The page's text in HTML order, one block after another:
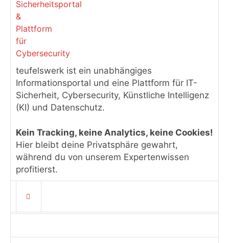
teufelswerk ist ein unabhängiges
Informationsportal und eine Plattform für IT-
Sicherheit, Cybersecurity, Künstliche Intelligenz
(KI) und Datenschutz.
Kein Tracking, keine Analytics, keine Cookies!
Hier bleibt deine Privatsphäre gewahrt,
während du von unserem Expertenwissen
profitierst.